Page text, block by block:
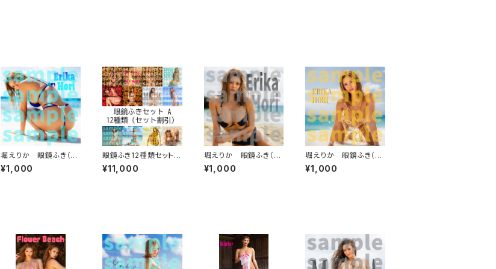
堀えりか 眼鏡ふき（ブ
ルーT）
¥1,000
眼鏡ふき12種類セット A
【セット割引】
¥11,000
堀えりか 眼鏡ふき（ブ
ラックビーチ）
¥1,000
堀えりか 眼鏡ふき（ニ
ップレス）
¥1,000